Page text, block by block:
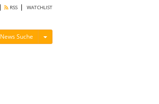
RSS WATCHLIST
News Suche Menü ein-/ausblenden